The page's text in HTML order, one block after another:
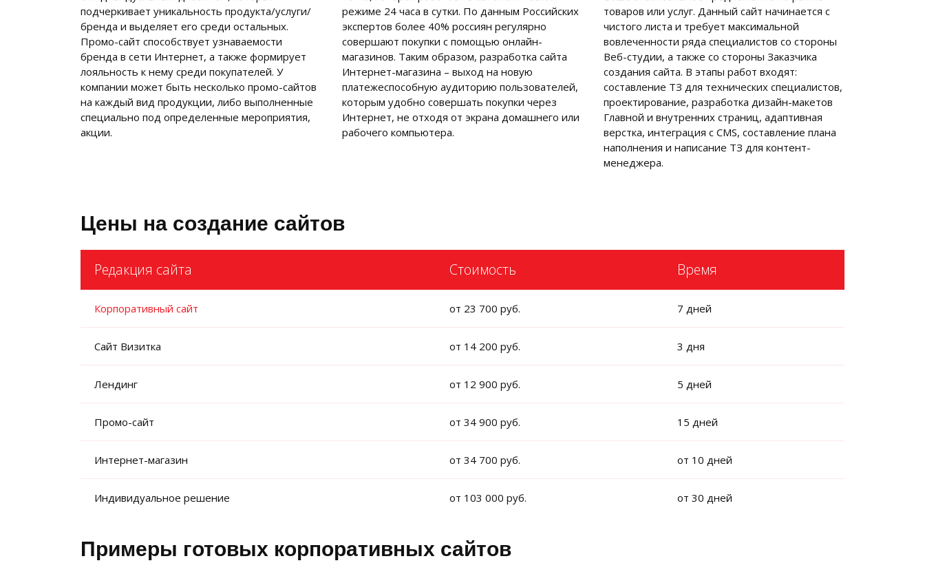
подчеркивает уникальность продукта/услуги/
бренда и выделяет его среди остальных.
Промо-сайт способствует узнаваемости
бренда в сети Интернет, а также формирует
лояльность к нему среди покупателей. У
компании может быть несколько промо-сайтов
на каждый вид продукции, либо выполненные
специально под определенные мероприятия,
акции.
режиме 24 часа в сутки. По данным Российских
экспертов более 40% россиян регулярно
совершают покупки с помощью онлайн-
магазинов. Таким образом, разработка сайта
Интернет-магазина – выход на новую
платежеспособную аудиторию пользователей,
которым удобно совершать покупки через
Интернет, не отходя от экрана домашнего или
рабочего компьютера.
товаров или услуг. Данный сайт начинается с
чистого листа и требует максимальной
вовлеченности ряда специалистов со стороны
Веб-студии, а также со стороны Заказчика
создания сайта. В этапы работ входят:
составление ТЗ для технических специалистов,
проектирование, разработка дизайн-макетов
Главной и внутренних страниц, адаптивная
верстка, интеграция с CMS, составление плана
наполнения и написание ТЗ для контент-
менеджера.
Цены на создание сайтов
Редакция сайта Стоимость Время
Корпоративный сайт от 23 700 руб. 7 дней
Сайт Визитка от 14 200 руб. 3 дня
Лендинг от 12 900 руб. 5 дней
Промо-сайт от 34 900 руб. 15 дней
Интернет-магазин от 34 700 руб. от 10 дней
Индивидуальное решение от 103 000 руб. от 30 дней
Примеры готовых корпоративных сайтов